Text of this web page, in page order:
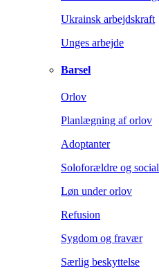
Ukrainsk arbejdskraft
Unges arbejde
Barsel
Orlov
Planlægning af orlov
Adoptanter
Soloforældre og
Løn under orlov
Refusion
Sygdom og fravær
Særlig beskyttelse